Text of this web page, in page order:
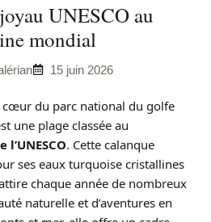
UNESCO au
mondial
15 juin 2026
cœur du parc national du golfe
une plage classée au
. Cette calanque
ses eaux turquoise cristallines
chaque année de nombreux
naturelle et d’aventures en